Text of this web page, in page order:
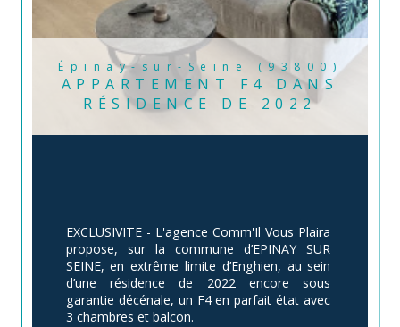
Épinay-sur-Seine (93800)
APPARTEMENT F4 DANS
RÉSIDENCE DE 2022
EXCLUSIVITE - L'agence Comm'Il Vous Plaira
propose, sur la commune d’EPINAY SUR
SEINE, en extrême limite d’Enghien, au sein
d’une résidence de 2022 encore sous
garantie décénale, un F4 en parfait état avec
3 chambres et balcon.